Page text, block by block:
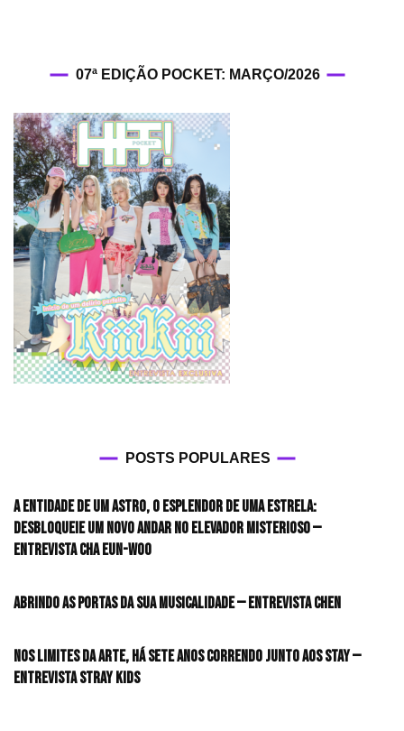
07ª EDIÇÃO POCKET: MARÇO/2026
POSTS POPULARES
A entidade de um astro, o esplendor de uma estrela:
desbloqueie um novo andar no elevador misterioso —
Entrevista CHA EUN-WOO
Abrindo as portas da sua musicalidade — Entrevista CHEN
Nos limites da arte, há sete anos correndo junto aos STAY —
Entrevista Stray Kids